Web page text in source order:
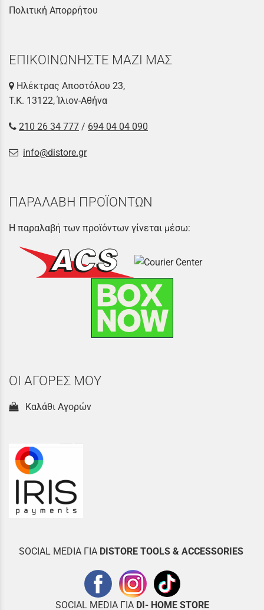
Πολιτική Απορρήτου
ΕΠΙΚΟΙΝΩΝΗΣΤΕ ΜΑΖΙ ΜΑΣ
Ηλέκτρας Αποστόλου 23,
Τ.Κ. 13122, Ίλιον-Αθήνα
210 26 34 777 / 694 04 04 090
info@distore.gr
ΠΑΡΑΛΑΒΗ ΠΡΟΪΟΝΤΩΝ
Η παραλαβή των προϊόντων γίνεται μέσω:
ΟΙ ΑΓΟΡΕΣ ΜΟΥ
Καλάθι Αγορών
SOCIAL MEDIA ΓΙΑ DISTORE TOOLS & ACCESSORIES
SOCIAL MEDIA ΓΙΑ DI- HOME STORE